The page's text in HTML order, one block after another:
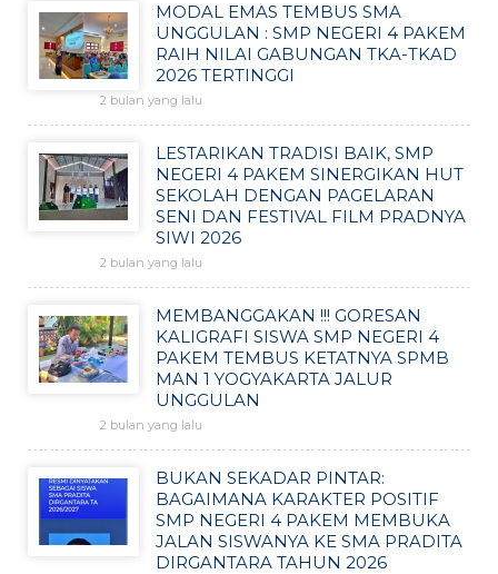
MODAL EMAS TEMBUS SMA
UNGGULAN : SMP NEGERI 4 PAKEM
RAIH NILAI GABUNGAN TKA-TKAD
2026 TERTINGGI
2 bulan yang lalu
LESTARIKAN TRADISI BAIK, SMP
NEGERI 4 PAKEM SINERGIKAN HUT
SEKOLAH DENGAN PAGELARAN
SENI DAN FESTIVAL FILM PRADNYA
SIWI 2026
2 bulan yang lalu
MEMBANGGAKAN !!! GORESAN
KALIGRAFI SISWA SMP NEGERI 4
PAKEM TEMBUS KETATNYA SPMB
MAN 1 YOGYAKARTA JALUR
UNGGULAN
2 bulan yang lalu
BUKAN SEKADAR PINTAR:
BAGAIMANA KARAKTER POSITIF
SMP NEGERI 4 PAKEM MEMBUKA
JALAN SISWANYA KE SMA PRADITA
DIRGANTARA TAHUN 2026